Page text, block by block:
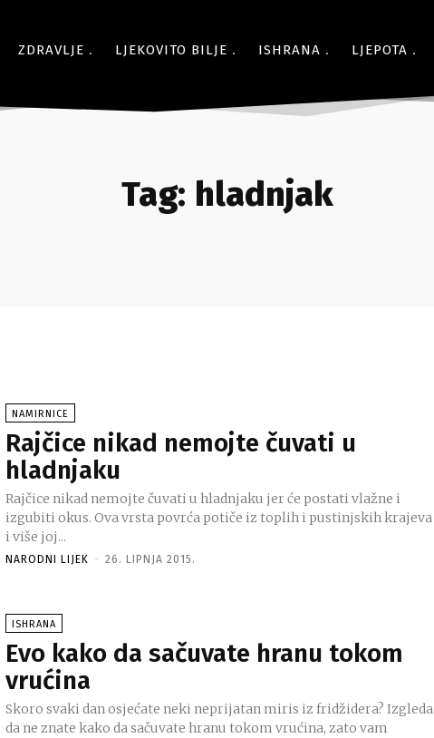
ZDRAVLJE LJEKOVITO BILJE ISHRANA LJEPOTA
Tag: hladnjak
NAMIRNICE
Rajčice nikad nemojte čuvati u
hladnjaku
Rajčice nikad nemojte čuvati u hladnjaku jer će postati vlažne i
izgubiti okus. Ova vrsta povrća potiče iz toplih i pustinjskih krajeva
i više joj...
NARODNI LIJEK - 26. LIPNJA 2015.
ISHRANA
Evo kako da sačuvate hranu tokom
vrućina
Skoro svaki dan osjećate neki neprijatan miris iz fridžidera? Izgleda
da ne znate kako da sačuvate hranu tokom vrućina, zato vam